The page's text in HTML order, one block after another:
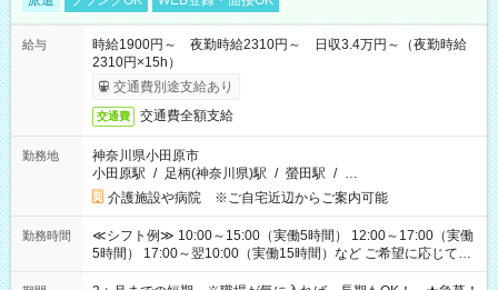
給与
時給1900円～ 夜勤時給2310円～ 日収3.4万円～（夜勤時給
2310円×15h）
交通費別途支給あり
交通費 交通費全額支給
勤務地
神奈川県小田原市
小田原駅 / 足柄(神奈川県)駅 / 螢田駅 / …
介護施設や病院 ※ご自宅近辺からご案内可能
勤務時間
≪シフト例≫ 10:00～15:00（実働5時間） 12:00～17:00（実働
5時間） 17:00～翌10:00（実働15時間）など ご希望に応じて、
働く時間は調整できます！ お気軽に担当へ相談ください！